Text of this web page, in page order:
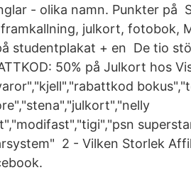
- olika namn. Punkter på
julkort, fotobok,
studentplakat + en De tio
50% på Julkort hos
2 - Vilken Storlek